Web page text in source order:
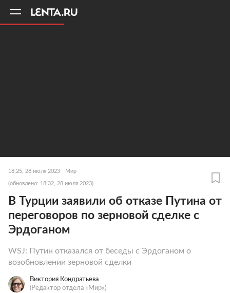
18:25, 28 июля 2023 Мир
(обновлено: 18:32, 28 июля 2023)
В Турции заявили об отказе Путина от
переговоров по зерновой сделке с
Эрдоганом
WSJ: Путин отказался от беседы с Эрдоганом о
возобновлении зерновой сделки
Виктория Кондратьева
(Редактор отдела «Мир»)